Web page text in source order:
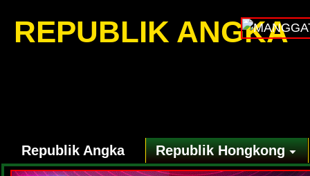
REPUBLIK ANGKA
Republik Angka Republik Hongkong